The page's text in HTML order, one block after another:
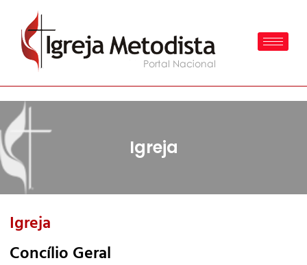
Igreja
Igreja
Concílio Geral